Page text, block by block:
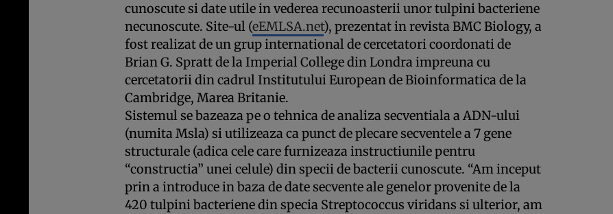
cunoscute si date utile in vederea recunoasterii unor tulpini bacteriene
necunoscute. Site-ul (eEMLSA.net), prezentat in revista BMC Biology, a
fost realizat de un grup international de cercetatori coordonati de
Brian G. Spratt de la Imperial College din Londra impreuna cu
cercetatorii din cadrul Institutului European de Bioinformatica de la
Cambridge, Marea Britanie.
Sistemul se bazeaza pe o tehnica de analiza secventiala a ADN-ului
(numita Msla) si utilizeaza ca punct de plecare secventele a 7 gene
structurale (adica cele care furnizeaza instructiunile pentru
“constructia” unei celule) din specii de bacterii cunoscute. “Am inceput
prin a introduce in baza de date secvente ale genelor provenite de la
420 tulpini bacteriene din specia Streptococcus viridans si ulterior, am